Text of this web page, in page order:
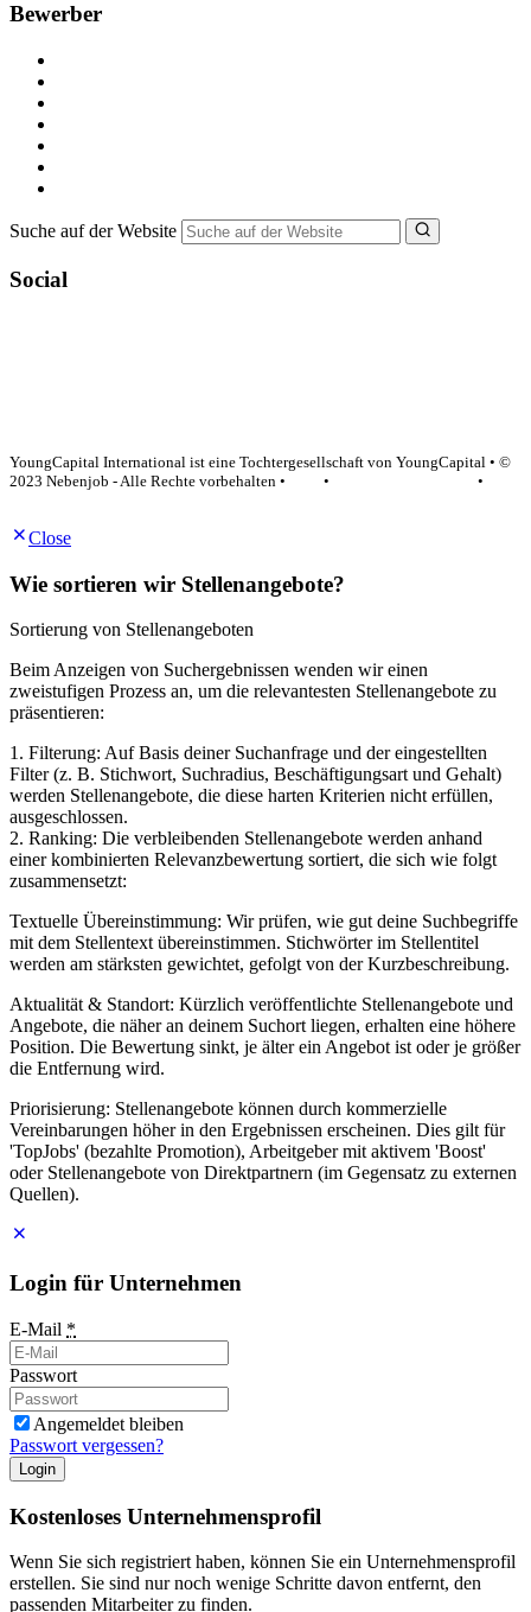
Bewerber
Suche auf der Website
Social
YoungCapital International ist eine Tochtergesellschaft von YoungCapital • ©
2023 Nebenjob - Alle Rechte vorbehalten •
•
•
Close
Wie sortieren wir Stellenangebote?
Sortierung von Stellenangeboten
Beim Anzeigen von Suchergebnissen wenden wir einen
zweistufigen Prozess an, um die relevantesten Stellenangebote zu
präsentieren:
1. Filterung: Auf Basis deiner Suchanfrage und der eingestellten
Filter (z. B. Stichwort, Suchradius, Beschäftigungsart und Gehalt)
werden Stellenangebote, die diese harten Kriterien nicht erfüllen,
ausgeschlossen.
2. Ranking: Die verbleibenden Stellenangebote werden anhand
einer kombinierten Relevanzbewertung sortiert, die sich wie folgt
zusammensetzt:
Textuelle Übereinstimmung: Wir prüfen, wie gut deine Suchbegriffe
mit dem Stellentext übereinstimmen. Stichwörter im Stellentitel
werden am stärksten gewichtet, gefolgt von der Kurzbeschreibung.
Aktualität & Standort: Kürzlich veröffentlichte Stellenangebote und
Angebote, die näher an deinem Suchort liegen, erhalten eine höhere
Position. Die Bewertung sinkt, je älter ein Angebot ist oder je größer
die Entfernung wird.
Priorisierung: Stellenangebote können durch kommerzielle
Vereinbarungen höher in den Ergebnissen erscheinen. Dies gilt für
'TopJobs' (bezahlte Promotion), Arbeitgeber mit aktivem 'Boost'
oder Stellenangebote von Direktpartnern (im Gegensatz zu externen
Quellen).
Login für Unternehmen
E-Mail *
Passwort
Angemeldet bleiben
Passwort vergessen?
Login
Kostenloses Unternehmensprofil
Wenn Sie sich registriert haben, können Sie ein Unternehmensprofil
erstellen. Sie sind nur noch wenige Schritte davon entfernt, den
passenden Mitarbeiter zu finden.